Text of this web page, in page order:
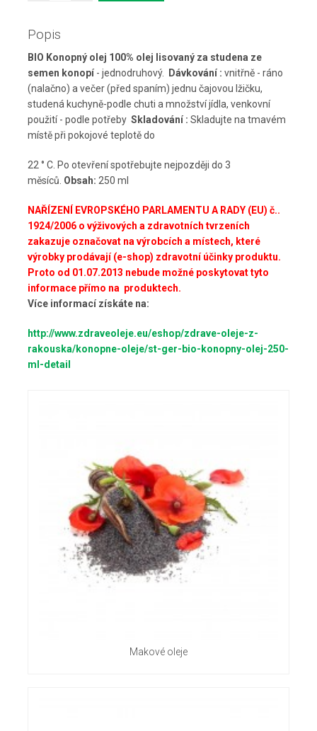
Popis
BIO Konopný olej 100% olej lisovaný za studena ze
semen konopí - jednodruhový. Dávkování : vnitřně - ráno
(nalačno) a večer (před spaním) jednu čajovou lžičku,
studená kuchyně-podle chuti a množství jídla, venkovní
použití - podle potřeby Skladování : Skladujte na tmavém
místě při pokojové teplotě do
22 ° C. Po otevření spotřebujte nejpozději do 3
měsíců. Obsah: 250 ml
NAŘÍZENÍ EVROPSKÉHO PARLAMENTU A RADY (EU) č..
1924/2006 o výživových a zdravotních tvrzeních
zakazuje označovat na výrobcích a místech, které
výrobky prodávají (e-shop) zdravotní účinky produktu.
Proto od 01.07.2013 nebude možné poskytovat tyto
informace přímo na produktech.
Více informací získáte na:
http://www.zdraveoleje.eu/eshop/zdrave-oleje-z-
rakouska/konopne-oleje/st-ger-bio-konopny-olej-250-
ml-detail
Makové oleje